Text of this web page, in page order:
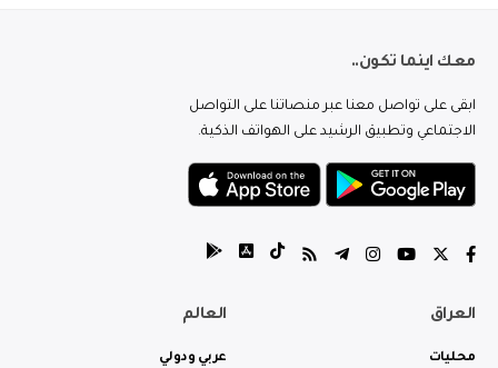
معك اينما تكون..
ابقى على تواصل معنا عبر منصاتنا على التواصل
الاجتماعي وتطبيق الرشيد على الهواتف الذكية.
العراق
محليات
العالم
عربي ودولي